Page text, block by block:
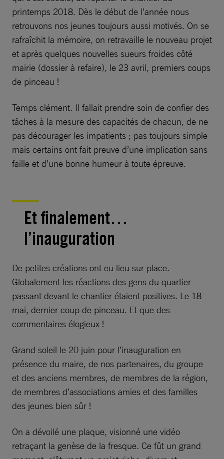
printemps 2018. Dès le début de l’année nous
retrouvons nos jeunes toujours aussi motivés. On se
rafraîchit la mémoire, on retravaille le nouveau projet
et après quelques nouvelles sueurs froides côté
mairie (dossier à refaire), le 23 avril, premiers coups
de pinceau !
Temps clément. Il fallait prendre soin de confier des
tâches à la mesure des capacités de chacun, de ne
pas décourager les impatients ; pas toujours simple
mais certains ont fait preuve d’une implication sans
faille et d’une bonne humeur à toute épreuve.
Et finalement…
l’inauguration
De petites créations ont eu lieu sur place.
Globalement les réactions des gens du quartier
passant devant le chantier étaient positives. Le 18
mai, dernier coup de pinceau. Et que des
commentaires élogieux !
Grand soleil le 20 juin pour l’inauguration en
présence du maire, de nos partenaires, du groupe
et des anciens membres, de membres de la région,
de membres d’associations amies et des familles
des jeunes bien sûr !
On a dévoilé une plaque, visionné une vidéo
retraçant la genèse de la fresque. Ce fût un grand